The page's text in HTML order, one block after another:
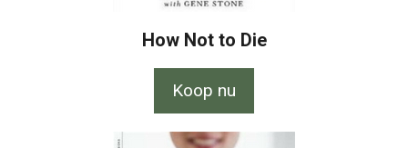
How Not to Die
Koop nu